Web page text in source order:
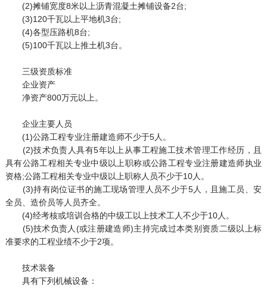
(2)摊铺宽度8米以上沥青混凝土摊铺设备2台;
(3)120千瓦以上平地机3台;
(4)各型压路机8台;
(5)100千瓦以上推土机3台。
三级资质标准
企业资产
净资产800万元以上。
企业主要人员
(1)公路工程专业注册建造师不少于5人。
(2)技术负责人具有5年以上从事工程施工技术管理工作经历，且
具有公路工程相关专业中级以上职称或公路工程专业注册建造师执业
资格;公路工程相关专业中级以上职称人员不少于10人。
(3)持有岗位证书的施工现场管理人员不少于5人，且施工员、安
全员、造价员等人员齐全。
(4)经考核或培训合格的中级工以上技术工人不少于10人。
(5)技术负责人(或注册建造师)主持完成过本类别资质二级以上标
准要求的工程业绩不少于2项。
技术装备
具有下列机械设备：